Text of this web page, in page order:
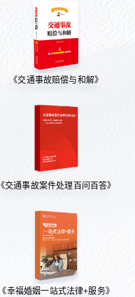
《交通事故赔偿与和解》
《交通事故案件处理百问百答》
《幸福婚姻一站式法律+服务》